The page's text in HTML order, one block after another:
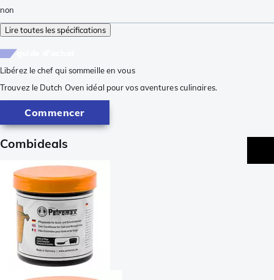
non
Lire toutes les spécifications
Libérez le chef qui sommeille en vous
Trouvez le Dutch Oven idéal pour vos aventures culinaires.
Commencer
Combideals